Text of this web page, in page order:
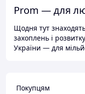
Prom — для
Щодня тут
захоплень і
України — для
Покупцям